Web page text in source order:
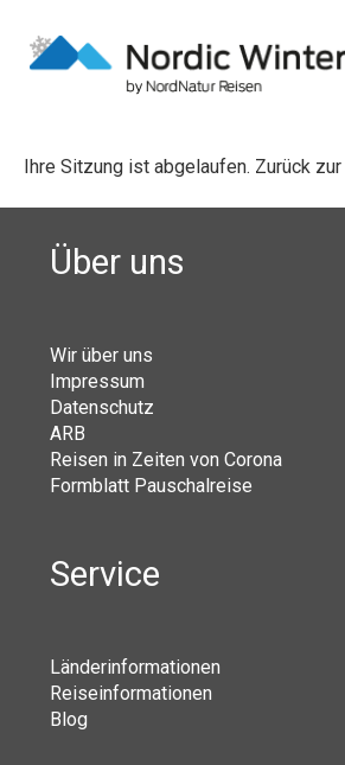
Ihre Sitzung ist abgelaufen. Zurück zur
Über uns
Wir über uns
Impressum
Datenschutz
ARB
Reisen in Zeiten von Corona
Formblatt Pauschalreise
Service
Länderinformationen
Reiseinformationen
Blog